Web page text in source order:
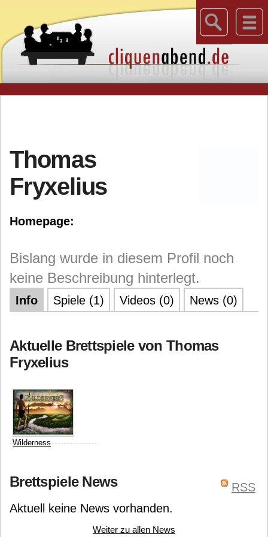
Thomas
Fryxelius
Homepage:
Bislang wurde in diesem Profil noch
keine Beschreibung hinterlegt.
Info Spiele (1) Videos (0) News (0)
Aktuelle Brettspiele von Thomas
Fryxelius
Wilderness
Fryxelius Thomas RSS
Brettspiele News
Aktuell keine News vorhanden.
Weiter zu allen News